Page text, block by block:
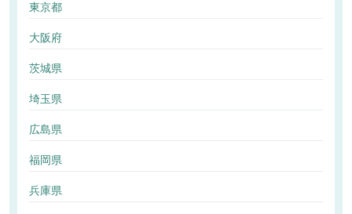
東京都
大阪府
茨城県
埼玉県
広島県
福岡県
兵庫県